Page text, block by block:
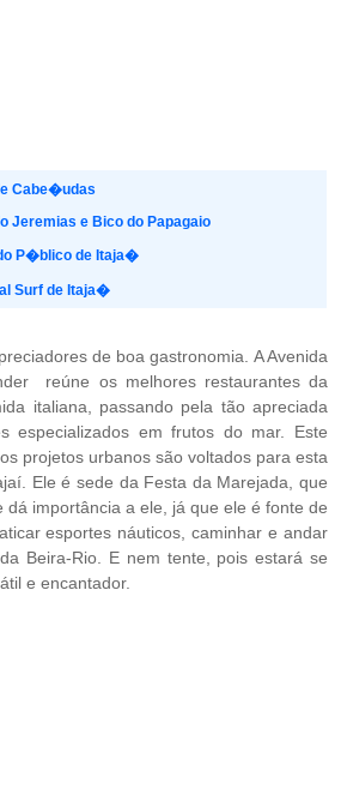
Cabe�udas
Jeremias e Bico do Papagaio
P�blico de Itaja�
Surf de Itaja�
de boa gastronomia. A Avenida
 reúne os melhores restaurantes da
italiana, passando pela tão apreciada
especializados em frutos do mar. Este
projetos urbanos são voltados para esta
Ele é sede da Festa da Marejada, que
importância a ele, já que ele é fonte de
esportes náuticos, caminhar e andar
Beira-Rio. E nem tente, pois estará se
e encantador.